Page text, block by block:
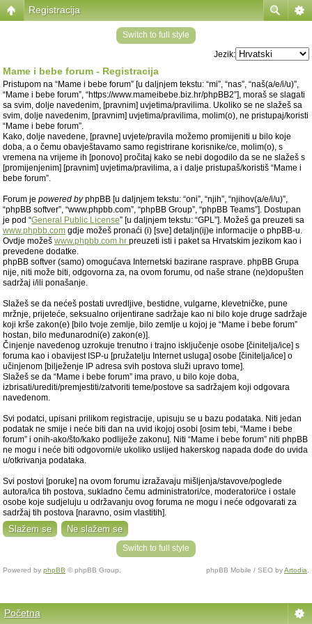
Registracija
Switch to full style
Jezik:
Mame i bebe forum - Registracija
Pristupom na “Mame i bebe forum” [u daljnjem tekstu: “mi”, “nas”, “naš(a/e/i/u)”,
“Mame i bebe forum”, “https://www.mameibebe.biz.hr/phpBB2”], moraš se slagati
sa svim, dolje navedenim, [pravnim] uvjetima/pravilima. Ukoliko se ne slažeš sa
svim, dolje navedenim, [pravnim] uvjetima/pravilima, molim(o), ne pristupaj/koristi
“Mame i bebe forum”.
Kako, dolje navedene, [pravne] uvjete/pravila možemo promijeniti u bilo koje
doba, a o čemu obavještavamo samo registrirane korisnike/ce, molim(o), s
vremena na vrijeme ih [ponovo] pročitaj kako se nebi dogodilo da se ne slažeš s
[promijenjenim] [pravnim] uvjetima/pravilima, a i dalje pristupaš/koristiš “Mame i
bebe forum”.
Forum je powered byphpBB [u daljnjem tekstu: “oni”, “njih”, “njihov(a/e/i/u)”,
“phpBB softver”, “www.phpbb.com”, “phpBB Group”, “phpBB Teams”]. Dostupan
je pod “General Public License” [u daljnjem tekstu: “GPL”]. Možeš ga preuzeti sa
www.phpbb.com gdje možeš pronaći (i) [sve] detaljn(ij)e informacije o phpBB-u.
Ovdje možeš www.phpbb.com.hr preuzeti isti i paket sa Hrvatskim jezikom kao i
prevedene dodatke.
phpBB softver (samo) omogućava Internetski bazirane rasprave. phpBB Grupa
nije, niti može biti, odgovorna za, na ovom forumu, od naše strane (ne)dopušten
sadržaj i/ili ponašanje.
Slažeš se da nećeš postati uvredljive, bestidne, vulgarne, klevetničke, pune
mržnje, prijeteće, seksualno orijentirane sadržaje kao ni bilo koje druge sadržaje
koji krše zakon(e) [bilo tvoje zemlje, bilo zemlje u kojoj je “Mame i bebe forum”
hostan, bilo međunarodni(e) zakon(e)].
Činjenje navedenog uzrokuje trenutno i trajno isključenje osobe [činitelja/ice] s
foruma kao i obavijest ISP-u [pružatelju Internet usluga] osobe [činitelja/ice] o
učinjenom [bilježenje IP adresa svih postova služi upravo tome].
Slažeš se da “Mame i bebe forum” ima pravo, u bilo koje doba,
izbrisati/urediti/premjestiti/zatvoriti teme/postove sa sadržajem koji odgovara
navedenom.
Svi podatci, upisani prilikom registracije, upisuju se u bazu podataka. Niti jedan
podatak ne smije i neće biti dan na uvid ikojoj osobi [osim tebi, “Mame i bebe
forum” i onih-ako/što/kako podliježe zakonu]. Niti “Mame i bebe forum” niti phpBB
ne mogu i neće biti odgovorni/e ukoliko uslijed hakerskog napada dođe do uvida
u/otkrivanja podataka.
Svi postovi [poruke] na ovom forumu izražavaju mišljenja/stavove/poglede
autora/ica tih postova, sukladno čemu administratori/ce, moderatori/ce i ostale
osobe koje sudjeluju u održavanju ovog foruma ne mogu i neće odgovarati za
sadržaj tih postova [naravno, osim vlastitih].
Switch to full style
Powered by phpBB © phpBB Group. phpBB Mobile / SEO byArtodia
Početna